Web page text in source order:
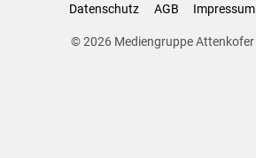
Datenschutz AGB Impressum
© 2026 Mediengruppe Attenkofer